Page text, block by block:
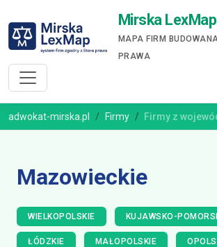
Mirska LexMap
MAPA FIRM
PRAWA
adwokat-mirska.pl Firmy Firmy z
Mazowieckie
WIELKOPOLSKIE KUJAWSKO-
ŁÓDZKIE MAŁOPOLSKIE